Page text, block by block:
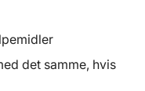
det samme, hvis